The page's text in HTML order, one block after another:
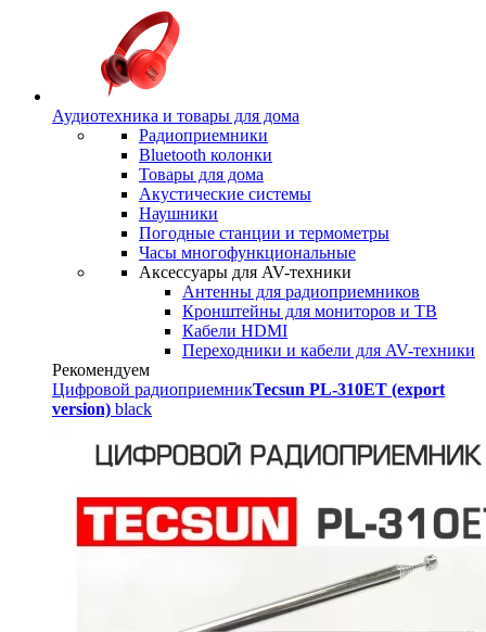
Аудиотехника и товары для дома
Радиоприемники
Bluetooth колонки
Товары для дома
Акустические системы
Наушники
Погодные станции и термометры
Часы многофункциональные
Аксессуары для AV-техники
Антенны для радиоприемников
Кронштейны для мониторов и ТВ
Кабели HDMI
Переходники и кабели для AV-техники
Рекомендуем
Цифровой радиоприемникTecsun PL-310ET (export
version) black